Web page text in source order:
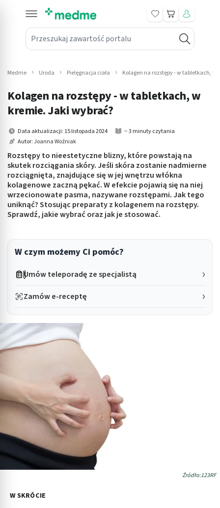
Przeszukaj zawartość portalu
Koszyk
submenu: Leki na receptę
submenu: Mama i dziecko
submenu: Kosmetyki
submenu: Higiena
submenu: Sprzęt medyczny
submenu: Intymne
submenu: Wellness
Medme Uroda Pielęgnacja ciała Kolagen na rozstępy - w tabletkach, w
Kolagen na rozstępy - w tabletkach, w
kremie. Jaki wybrać?
Data aktualizacji: 15 listopada 2024
~ 3 minuty czytania
Autor:Joanna Woźniak
Rozstępy to nieestetyczne blizny, które powstają na
skutek rozciągania skóry. Jeśli skóra zostanie nadmierne
rozciągnięta, znajdujące się w jej wnętrzu włókna
kolagenowe zaczną pękać. W efekcie pojawią się na niej
wrzecionowate pasma, nazywane rozstępami. Jak tego
uniknąć? Stosując preparaty z kolagenem na rozstępy.
Sprawdź, jakie wybrać oraz jak je stosować.
W czym możemy Ci pomóc?
Umów teleporadę ze specjalistą
Zamów e-receptę
Źródło:123RF
W SKRÓCIE